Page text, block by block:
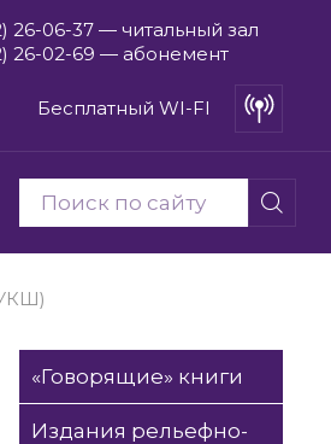
26-06-37 — читальный зал
26-02-69 — абонемент
Бесплатный WI-FI
«Говорящие» книги
Издания рельефно-